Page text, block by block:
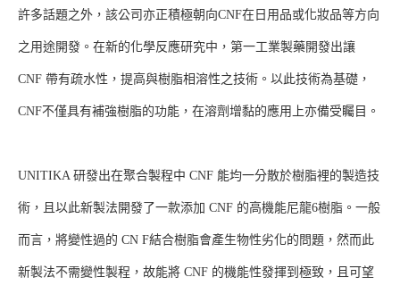
許多話題之外，該公司亦正積極朝向CNF在日用品或化妝品等方向
之用途開發。在新的化學反應研究中，第一工業製藥開發出讓
CNF 帶有疏水性，提高與樹脂相溶性之技術。以此技術為基礎，
CNF不僅具有補強樹脂的功能，在溶劑增黏的應用上亦備受矚目。
UNITIKA 研發出在聚合製程中 CNF 能均一分散於樹脂裡的製造技
術，且以此新製法開發了一款添加 CNF 的高機能尼龍6樹脂。一般
而言，將變性過的 CN F結合樹脂會產生物性劣化的問題，然而此
新製法不需變性製程，故能將 CNF 的機能性發揮到極致，且可望